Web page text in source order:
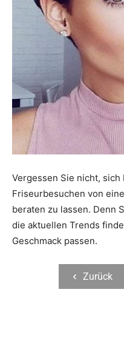
Vergessen Sie nicht,
Friseurbesuchen von
beraten zu lassen. Denn
die aktuellen Trends
Geschmack passen.
Zurück